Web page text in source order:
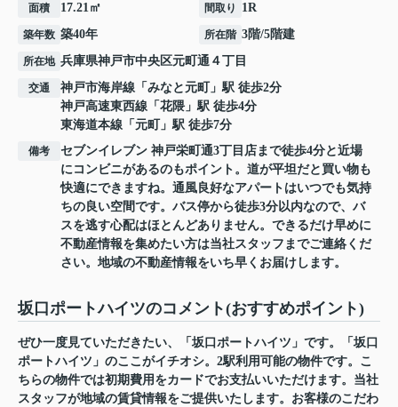
面積 17.21㎡ 間取り 1R
築年数 築40年 所在階 3階/5階建
所在地 兵庫県神戸市中央区元町通 ４丁目
交通 神戸市海岸線 「 みなと元町
」駅 徒歩2分
神戸高速東西線 「 花隈 」駅 徒歩4分
東海道本線 「 元町 」駅 徒歩7分
備考
セブンイレブン 神戸栄町通3丁目店まで徒歩4分と近場
にコンビニがあるのもポイント。道が平坦だと買い物も
快適にできますね。通風良好なアパートはいつでも気持
ちの良い空間です。バス停から徒歩3分以内なので、バ
スを逃す心配はほとんどありません。できるだけ早めに
不動産情報を集めたい方は当社スタッフまでご連絡くだ
さい。地域の不動産情報をいち早くお届けします。
坂口ポートハイツのコメント(おすすめポイント)
ぜひ一度見ていただきたい、「坂口ポートハイツ」です。「坂口
ポートハイツ」のここがイチオシ。2駅利用可能の物件です。こ
ちらの物件では初期費用をカードでお支払いいただけます。当社
スタッフが地域の賃貸情報をご提供いたします。お客様のこだわ